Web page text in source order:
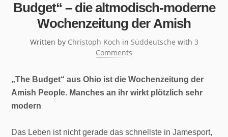
Budget“ – die altmodisch-moderne
Wochenzeitung der Amish
Written by Christoph Koch in Süddeutsche with 3
Comments
„The Budget“ aus Ohio ist die Wochenzeitung der
Amish People. Manches an ihr wirkt plötzlich sehr
modern
Das Leben ist nicht gerade das schnellste in Jamesport,